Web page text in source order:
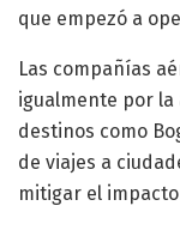
que empezó a
Las compañías
igualmente por
destinos como
de viajes a
mitigar el